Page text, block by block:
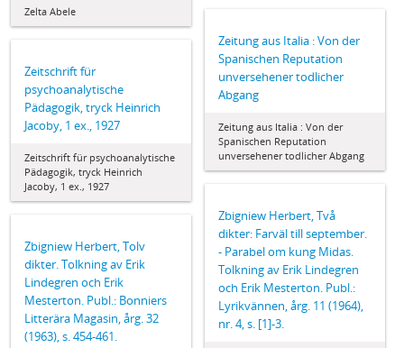
Zelta Abele
Zeitung aus Italia : Von der
Spanischen Reputation
unversehener todlicher
Abgang
Zeitung aus Italia : Von der
Spanischen Reputation
unversehener todlicher Abgang
Zeitschrift für
psychoanalytische
Pädagogik, tryck Heinrich
Jacoby, 1 ex., 1927
Zeitschrift für psychoanalytische
Pädagogik, tryck Heinrich
Jacoby, 1 ex., 1927
Zbigniew Herbert, Två
dikter: Farväl till september.
- Parabel om kung Midas.
Tolkning av Erik Lindegren
och Erik Mesterton. Publ.:
Lyrikvännen, årg. 11 (1964),
nr. 4, s. [1]-3.
Zbigniew Herbert, Tolv
dikter. Tolkning av Erik
Lindegren och Erik
Mesterton. Publ.: Bonniers
Litterära Magasin, årg. 32
(1963), s. 454-461.